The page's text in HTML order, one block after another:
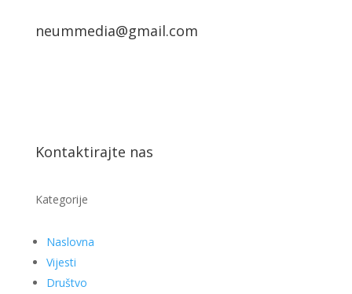
neummedia@gmail.com
Kontaktirajte nas
Kategorije
Naslovna
Vijesti
Društvo